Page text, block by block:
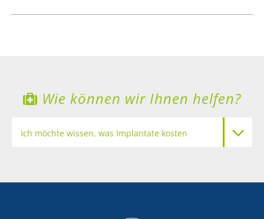
Wie können wir Ihnen helfen?
Ich möchte wissen, was Implantate kosten